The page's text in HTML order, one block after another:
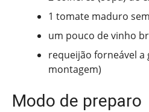
1 tomate maduro
um pouco de vinho
requeijão forneável a
montagem)
Modo de preparo